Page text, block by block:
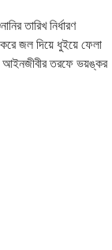
তারিখ নির্ধারণ
জল দিয়ে ধুইয়ে ফেলা
আইনজীবীর তরফে ভয়ঙ্কর